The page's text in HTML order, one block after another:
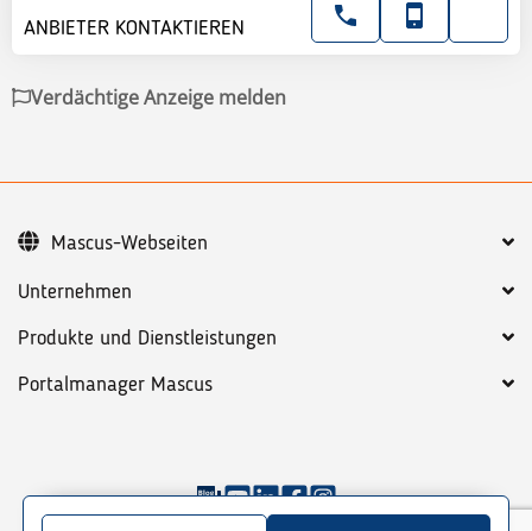
ANBIETER KONTAKTIEREN
Verdächtige Anzeige melden
Unternehmen
Produkte und Dienstleistungen
Portalmanager Mascus
Mascus-Webseiten